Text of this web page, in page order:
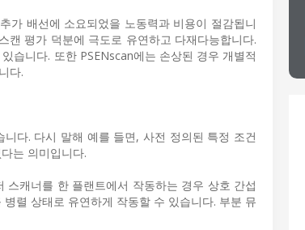
가 배선에 소요되었을 노동력과 비용이 절감됩니
평가 덕분에 극도로 유연하고 다재다능합니다.
습니다. 또한 PSENscan에는 손상된 경우 개별적
다.
다. 다시 말해 예를 들면, 사전 정의된 특정 조건
는 의미입니다.
캐너를 한 플랜트에서 작동하는 경우 상호 간섭
렬 상태로 유연하게 작동할 수 있습니다. 부분 뮤